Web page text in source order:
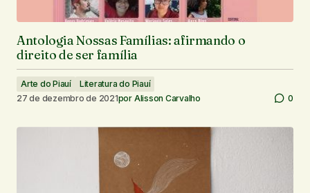
Antologia Nossas Famílias: afirmando o
direito de ser família
Arte do Piauí
Literatura do Piauí
27 de dezembro de 2021por Alisson Carvalho 0